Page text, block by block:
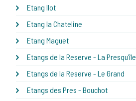
Etang Ilot
Etang la Chateline
Etang Maguet
Etangs de la Reserve - La Presqu'île
Etangs de la Reserve - Le Grand
Etangs des Pres - Bouchot